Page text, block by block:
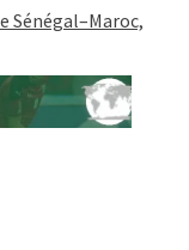
Sénégal–Maroc,